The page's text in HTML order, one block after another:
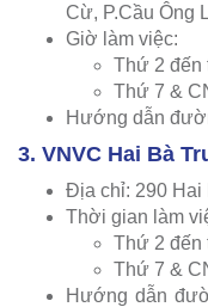
Cừ, P.Cầu Ông
Giờ làm việc:
Thứ 2 đến
Thứ 7 &
Hướng dẫn
3. VNVC Hai Bà
Địa chỉ: 290 Hai
Thời gian làm
Thứ 2 đến
Thứ 7 &
Hướng dẫn